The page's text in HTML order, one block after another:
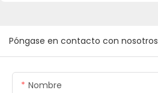
Póngase en contacto con nosotros
Nombre